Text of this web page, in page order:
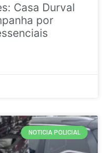
Casa Durval
por
NOTICIA POLICIAL